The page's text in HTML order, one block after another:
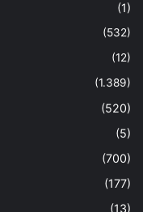
(1)
(532)
(12)
(1.389)
(520)
(5)
(700)
(177)
(13)